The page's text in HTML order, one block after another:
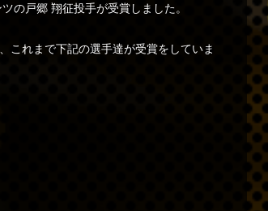
の戸郷 翔征投手が受賞しました。
これまで下記の選手達が受賞をしていま